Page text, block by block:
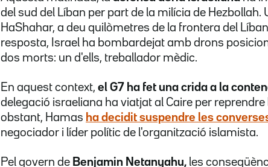
del sud del Líban per part de la milícia de
HaShahar, a deu quilòmetres de la frontera del
resposta, Israel ha bombardejat amb drons
dos morts: un d'ells, treballador mèdic.
En aquest context, el G7 ha fet una crida a la
delegació israeliana ha viatjat al Caire per
obstant, Hamas ha decidit suspendre les
negociador i líder polític de l'organització islamista.
Pel govern de Benjamin Netanyahu, les